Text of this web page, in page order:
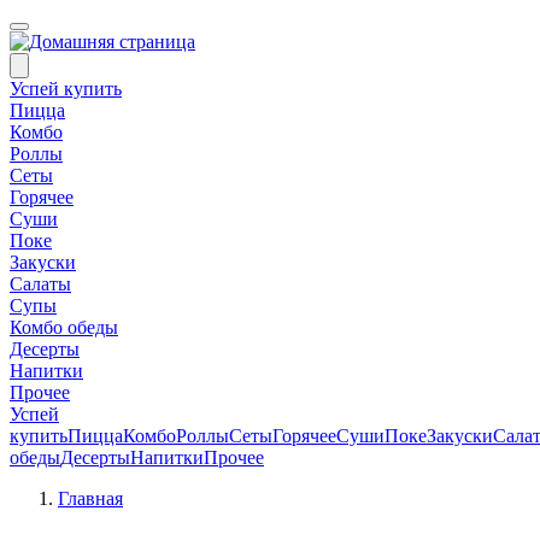
Успей купить
Пицца
Комбо
Роллы
Сеты
Горячее
Суши
Поке
Закуски
Салаты
Супы
Комбо обеды
Десерты
Напитки
Прочее
Успей
купитьПиццаКомбоРоллыСетыГорячееСушиПокеЗакуски
обедыДесертыНапиткиПрочее
Главная